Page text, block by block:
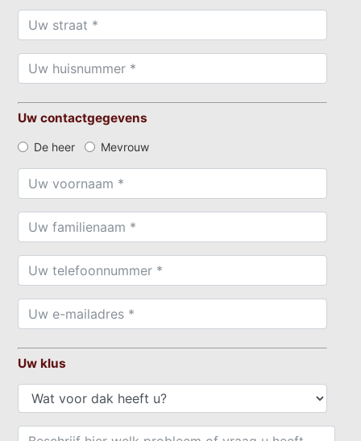
Uw contactgegevens
De heer Mevrouw
Uw klus